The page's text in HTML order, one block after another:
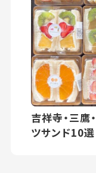
吉祥寺・三鷹
ツサンド10選